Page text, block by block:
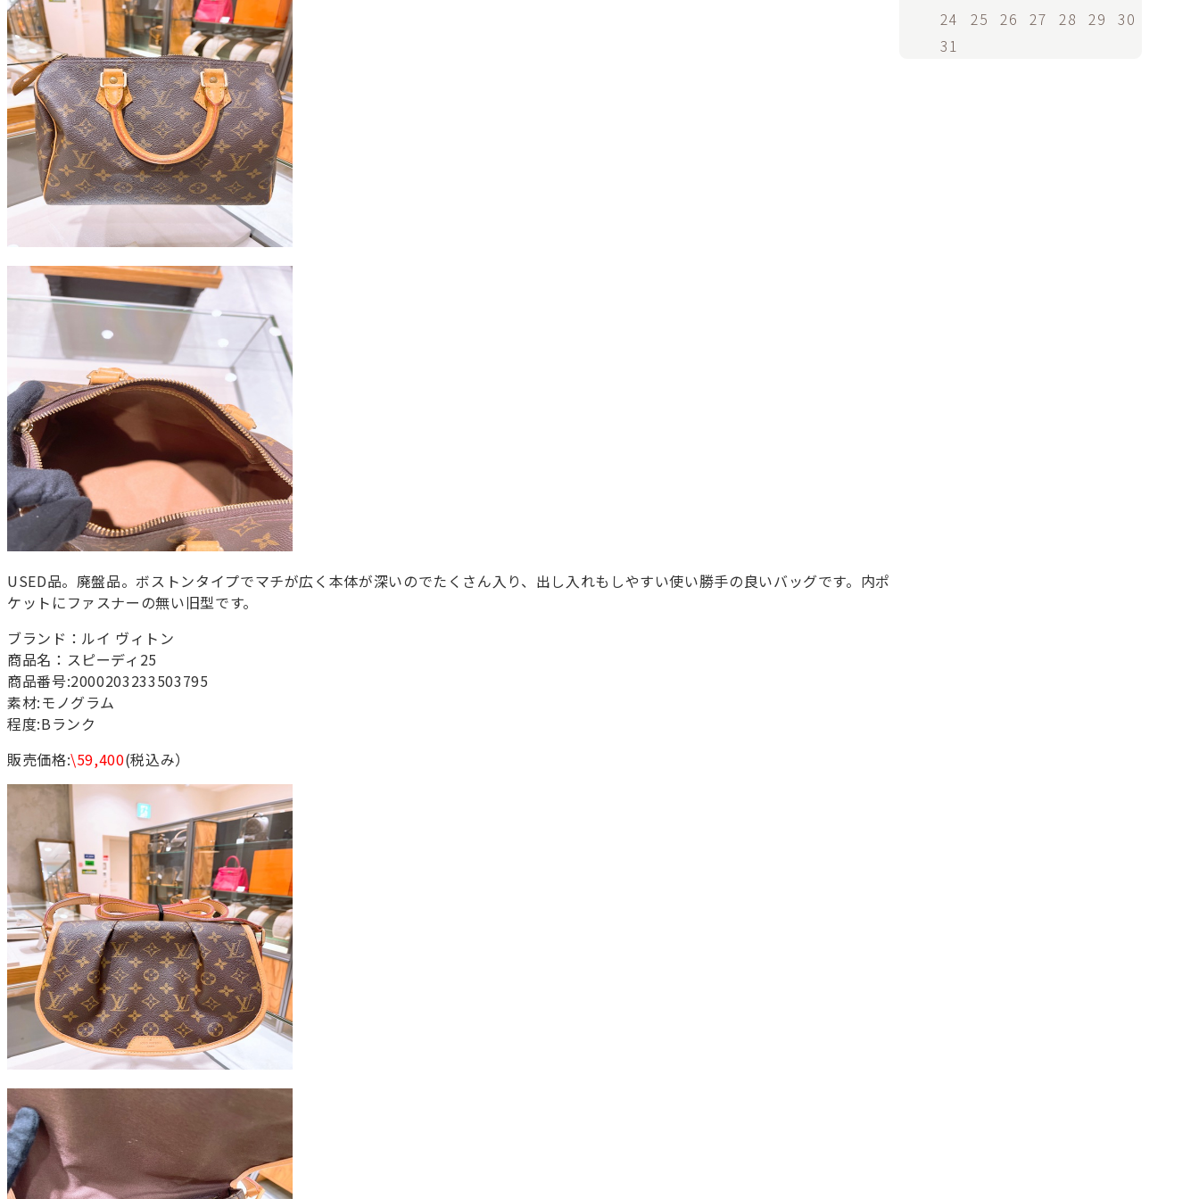
USED品。廃盤品。ボストンタイプでマチが広く本体が深いのでたくさん入り、出し入れもしやすい使い勝手の良いバッグです。内ポ
ケットにファスナーの無い旧型です。
ブランド：ルイ ヴィトン
商品名：スピーディ25
商品番号:2000203233503795
素材:モノグラム
程度:Bランク
販売価格:\59,400(税込み）
24
25 26 27 28 29
30
31